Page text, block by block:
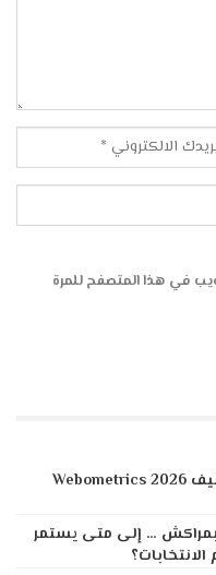
في هذا المتصفح للمرة
جامعة القاضي عياض تتصدر تصنيف Webometrics 2026
بمراكش … إلى متى يستمر